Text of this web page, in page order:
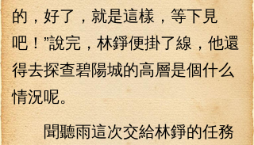
的，好了，就是這樣，等下見
吧！”說完，林錚便掛了線，他還
得去探查碧陽城的高層是個什么
情況呢。
聞聽雨這次交給林錚的任務